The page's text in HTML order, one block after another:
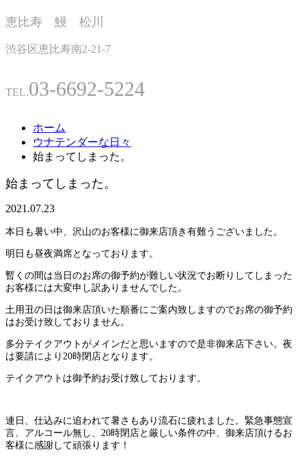
恵比寿 鰻 松川
渋谷区恵比寿南2-21-7
TEL.03-6692-5224
ホーム
ウナテンダーな日々
始まってしまった。
始まってしまった。
2021.07.23
本日も暑い中、沢山のお客様に御来店頂き有難うございました。
明日も昼夜満席となっております。
暫くの間は当日のお席の御予約が難しい状況でお断りしてしまった
お客様には大変申し訳ありませんでした。
土用丑の日は御来店頂いた順番にご案内致しますのでお席の御予約
はお受け致しておりません。
多分テイクアウトがメインだと思いますので是非御来店下さい。夜
は要請により20時閉店となります。
テイクアウトは御予約お受け致しております。
連日、仕込みに追われて暑さもあり流石に疲れました。緊急事態宣
言、アルコール無し、20時閉店と厳しい条件の中、御来店頂けるお
客様に感謝して頑張ります！